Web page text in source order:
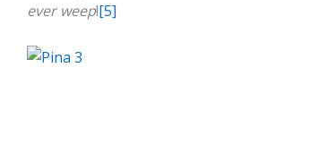
ever weep![5]